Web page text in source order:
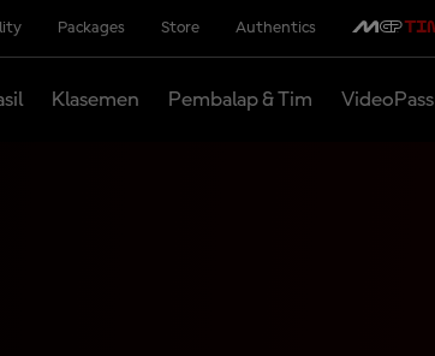
Packages Store Authentics
Klasemen Pembalap & Tim VideoPass